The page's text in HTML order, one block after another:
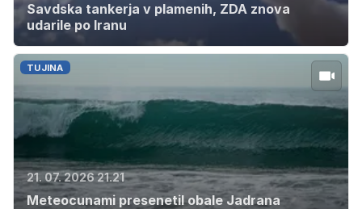
Savdska tankerja v plamenih, ZDA znova
udarile po Iranu
TUJINA
21. 07. 2026 21.21
Meteocunami presenetil obale Jadrana